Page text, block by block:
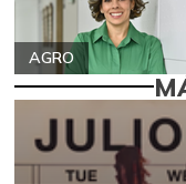
AGRO